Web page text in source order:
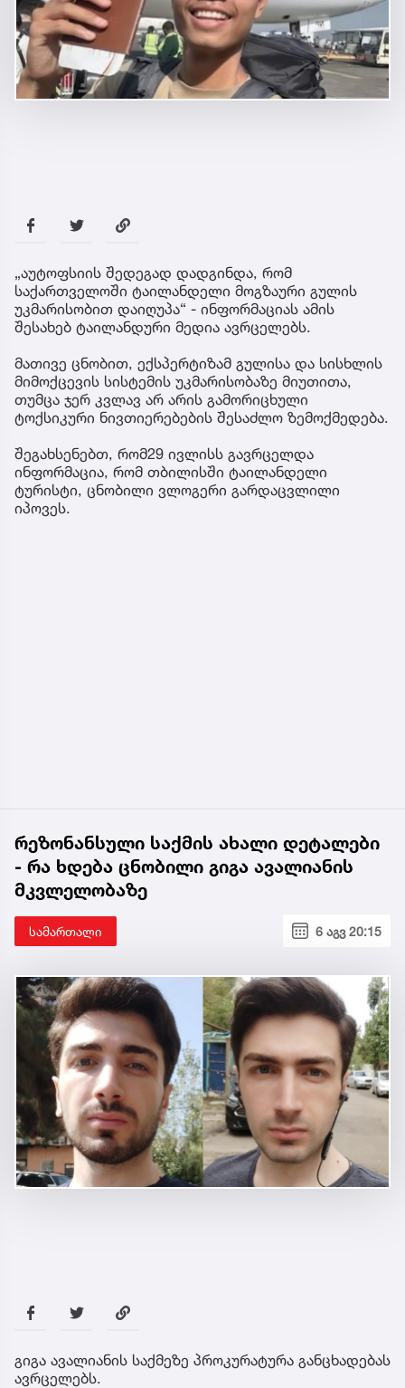
„აუტოფსიის შედეგად დადგინდა, რომ
საქართველოში ტაილანდელი მოგზაური გულის
უკმარისობით დაიღუპა“ - ინფორმაციას ამის
შესახებ ტაილანდური მედია ავრცელებს.
მათივე ცნობით, ექსპერტიზამ გულისა და სისხლის
მიმოქცევის სისტემის უკმარისობაზე მიუთითა,
თუმცა ჯერ კვლავ არ არის გამორიცხული
ტოქსიკური ნივთიერებების შესაძლო ზემოქმედება.
შეგახსენებთ, რომ29 ივლისს გავრცელდა
ინფორმაცია, რომ თბილისში ტაილანდელი
ტურისტი, ცნობილი ვლოგერი გარდაცვლილი
იპოვეს.
რეზონანსული საქმის ახალი დეტალები
- რა ხდება ცნობილი გიგა ავალიანის
მკვლელობაზე
სამართალი 6 აგვ 20:15
გიგა ავალიანის საქმეზე პროკურატურა განცხადებას
ავრცელებს.